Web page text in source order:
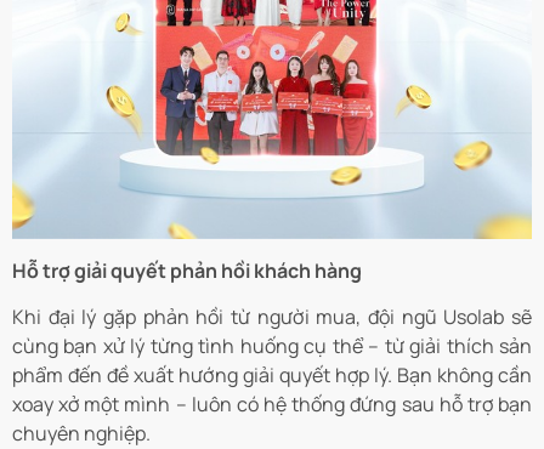
Hỗ trợ giải quyết phản hồi khách hàng
Khi đại lý gặp phản hồi từ người mua, đội ngũ Usolab sẽ
cùng bạn xử lý từng tình huống cụ thể – từ giải thích sản
phẩm đến đề xuất hướng giải quyết hợp lý. Bạn không cần
xoay xở một mình – luôn có hệ thống đứng sau hỗ trợ bạn
chuyên nghiệp.